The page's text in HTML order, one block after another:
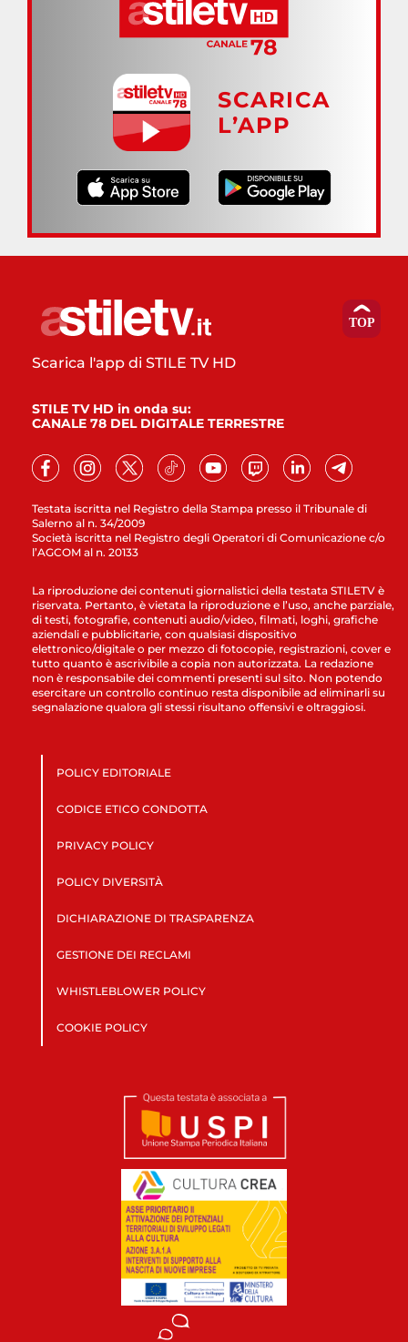
SCARICA
L’APP
Testata iscritta nel Registro della Stampa presso il Tribunale di
Salerno al n. 34/2009
Società iscritta nel Registro degli Operatori di Comunicazione c/o
l’AGCOM al n. 20133
Scarica l'app di STILE TV HD
STILE TV HD in onda su:
CANALE 78 DEL DIGITALE TERRESTRE
La riproduzione dei contenuti giornalistici della testata STILETV è
riservata. Pertanto, è vietata la riproduzione e l’uso, anche parziale,
di testi, fotografie, contenuti audio/video, filmati, loghi, grafiche
aziendali e pubblicitarie, con qualsiasi dispositivo
elettronico/digitale o per mezzo di fotocopie, registrazioni, cover e
tutto quanto è ascrivibile a copia non autorizzata. La redazione
non è responsabile dei commenti presenti sul sito. Non potendo
esercitare un controllo continuo resta disponibile ad eliminarli su
segnalazione qualora gli stessi risultano offensivi e oltraggiosi.
POLICY EDITORIALE
CODICE ETICO CONDOTTA
PRIVACY POLICY
POLICY DIVERSITÀ
DICHIARAZIONE DI TRASPARENZA
GESTIONE DEI RECLAMI
WHISTLEBLOWER POLICY
COOKIE POLICY